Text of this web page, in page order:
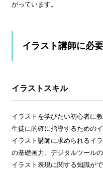
がっています。
イラスト講師に必
イラストスキル
イラストを学びたい初心者に
生徒に的確に指導するための
イラスト講師に求められるイ
の基礎画力、デジタルツール
イラスト表現に関する知識がで